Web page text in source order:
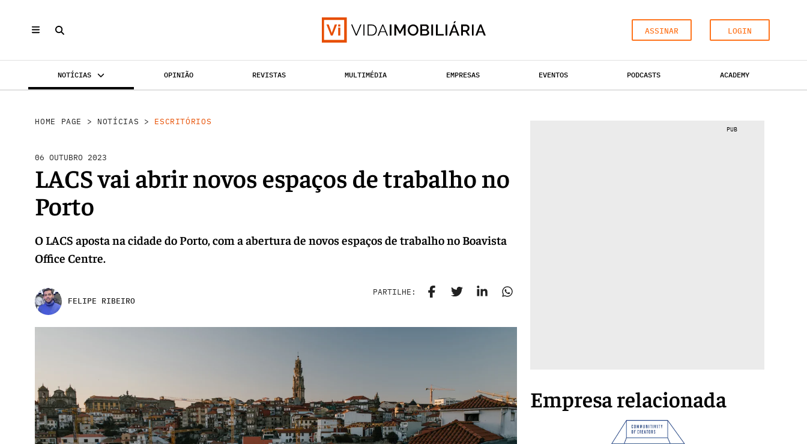
ASSINAR LOGIN
NOTÍCIAS OPINIÃO REVISTAS MULTIMÉDIA EMPRESAS EVENTOS PODCASTS ACADEMY
HOME PAGE > NOTÍCIAS > ESCRITÓRIOS
06 OUTUBRO 2023
LACS vai abrir novos espaços de trabalho no
Porto
O LACS aposta na cidade do Porto, com a abertura de novos espaços de trabalho no Boavista
Office Centre.
FELIPE RIBEIRO
PARTILHE:
PUB
Empresa relacionada